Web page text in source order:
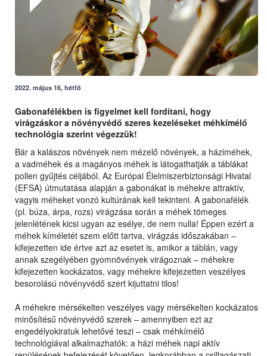
2022. május 16, hétfő
Gabonafélékben is figyelmet kell fordítani, hogy
virágzáskor a növényvédő szeres kezeléseket méhkímélő
technológia szerint végezzük!
Bár a kalászos növények nem mézelő növények, a háziméhek,
a vadméhek és a magányos méhek is látogathatják a táblákat
pollen gyűjtés céljából. Az Európai Élelmiszerbiztonsági Hivatal
(EFSA) útmutatása alapján a gabonákat is méhekre attraktív,
vagyis méheket vonzó kultúrának kell tekinteni. A gabonafélék
(pl. búza, árpa, rozs) virágzása során a méhek tömeges
jelenlétének kicsi ugyan az esélye, de nem nulla! Éppen ezért a
méhek kíméletét szem előtt tartva, virágzás időszakában –
kifejezetten ide értve azt az esetet is, amikor a táblán, vagy
annak szegélyében gyomnövények virágoznak – méhekre
kifejezetten kockázatos, vagy méhekre kifejezetten veszélyes
besorolású növényvédő szert kijuttatni tilos!
A méhekre mérsékelten veszélyes vagy mérsékelten kockázatos
minősítésű növényvédő szerek – amennyiben ezt az
engedélyokiratuk lehetővé teszi – csak méhkímélő
technológiával alkalmazhatók: a házi méhek napi aktív